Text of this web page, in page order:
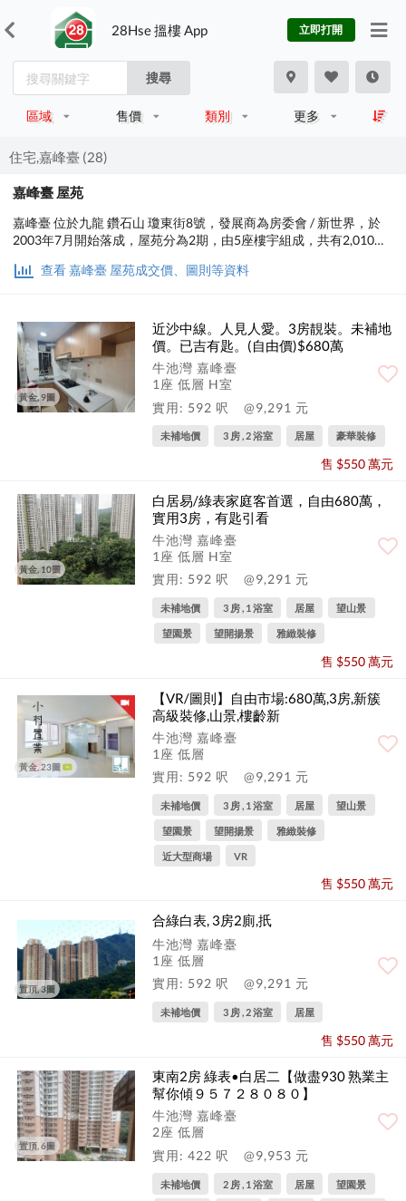
28Hse 搵樓 App 立即打開
搜尋
區域 售價 類別 更多
住宅,嘉峰臺 (28)
嘉峰臺 屋苑
嘉峰臺 位於九龍 鑽石山 瓊東街8號，發展商為房委會 / 新世界，於
2003年7月開始落成，屋苑分為2期，由5座樓宇組成，共有2,010個
施，小學校網在45區，中學校區在黃大仙。
查看 嘉峰臺 屋苑成交價、圖則等資料
黃金, 9圖
近沙中線。人見人愛。3房靚裝。未補地
價。已吉有匙。(自由價)$680萬
牛池灣 嘉峰臺
1座 低層 H室
實用: 592 呎
@9,291 元
未補地價 3 房 , 2 浴室 居屋 豪華裝修
售 $550 萬元
黃金, 10圖
白居易/綠表家庭客首選，自由680萬，
實用3房，有匙引看
牛池灣 嘉峰臺
1座 低層 H室
實用: 592 呎
@9,291 元
未補地價 3 房 , 1 浴室 居屋 望山景
望園景 望開揚景 雅緻裝修
售 $550 萬元
黃金, 23圖
【VR/圖則】自由市場:680萬,3房,新簇
高級裝修,山景,樓齡新
牛池灣 嘉峰臺
1座 低層
實用: 592 呎
@9,291 元
未補地價 3 房 , 1 浴室 居屋 望山景
望園景 望開揚景 雅緻裝修
近大型商場 VR
售 $550 萬元
置頂, 3圖
合綠白表, 3房2廁,扺
牛池灣 嘉峰臺
1座 低層
實用: 592 呎
@9,291 元
未補地價 3 房 , 2 浴室 居屋
售 $550 萬元
置頂, 6圖
東南2房 綠表•白居二【做盡930 熟業主
幫你傾９５７２８０８０】
牛池灣 嘉峰臺
2座 低層
實用: 422 呎
@9,953 元
未補地價 2 房 , 1 浴室 居屋 望園景